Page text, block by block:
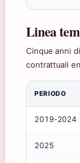
Linea
Cinque anni
contrattuali
PERIODO
2019-2024
2025